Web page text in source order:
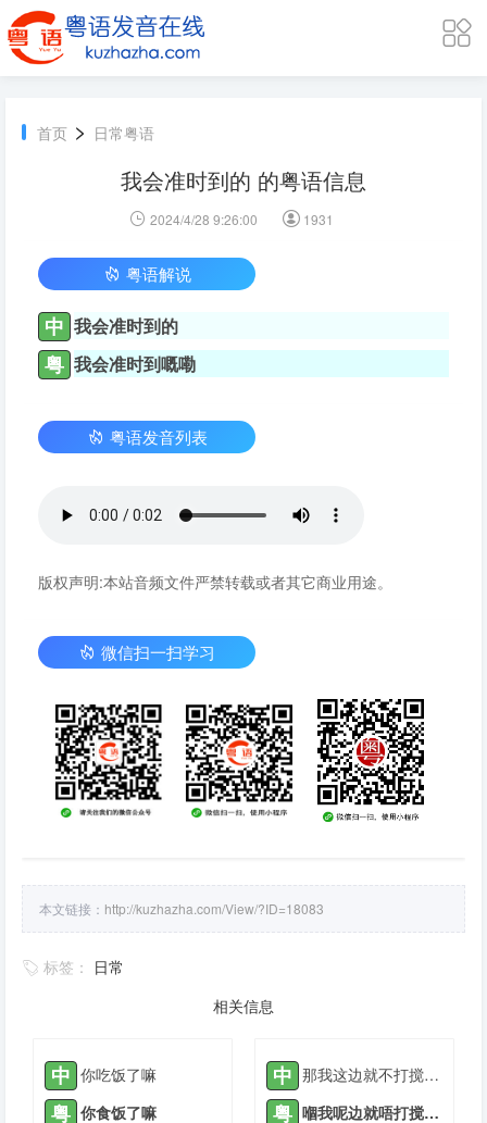
首页 > 日常粤语
我会准时到的 的粤语信息
2024/4/28 9:26:00 1931
粤语解说
中 我会准时到的
粤 我会准时到嘅嘞
粤语发音列表
版权声明:本站音频文件严禁转载或者其它商业用途。
微信扫一扫学习
本文链接： http://kuzhazha.com/View/?ID=18083
标签： 日常
相关信息
中 你吃饭了嘛
粤 你食饭了嘛
中 那我这边就不打搅你了
粤 嗰我呢边就唔打搅你了